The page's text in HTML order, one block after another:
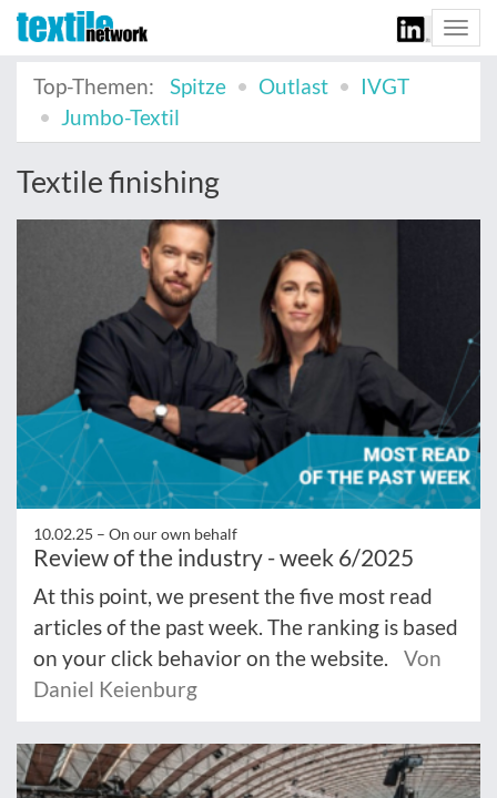
Top-Themen:
Spitze Outlast
IVGT
Jumbo-Textil
Textile finishing
10.02.25 – On our own behalf
Review of the industry - week 6/2025
At this point, we present the five most read
articles of the past week. The ranking is based
on your click behavior on the website.
Von
Daniel Keienburg